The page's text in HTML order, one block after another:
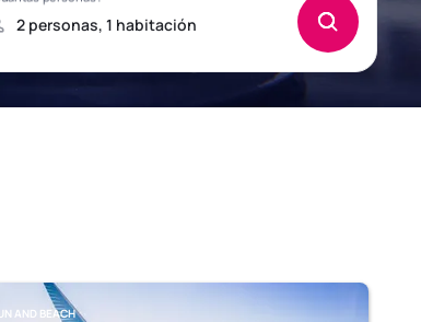
AND BEACH